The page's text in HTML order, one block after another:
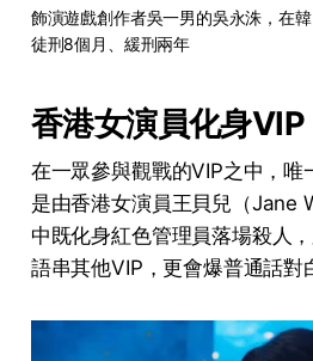
飾演遊戲創作者吳一男的吳永洙，在
徒刑8個月、緩刑兩年
香港女演員化身VIP
在一眾參與觀戰的VIP之中，唯
是由香港女演員王貝兒（Jane
中既化身紅色管理員落場殺人
語串其他VIP，更會爆普通話對